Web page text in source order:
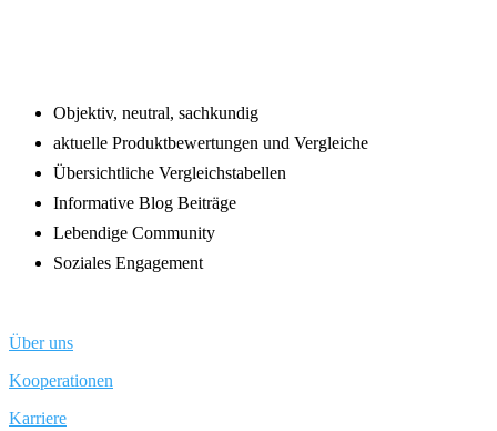
Objektiv, neutral, sachkundig
aktuelle Produktbewertungen und Vergleiche
Übersichtliche Vergleichstabellen
Informative Blog Beiträge
Lebendige Community
Soziales Engagement
Über uns
Kooperationen
Karriere